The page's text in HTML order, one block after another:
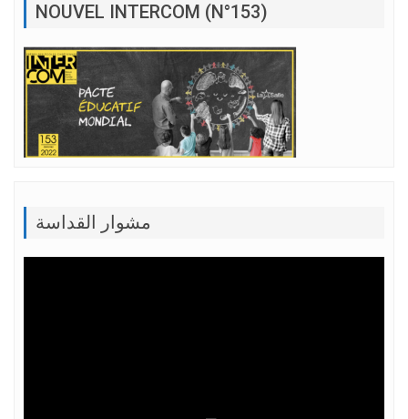
NOUVEL INTERCOM (N°153)
مشوار القداسة